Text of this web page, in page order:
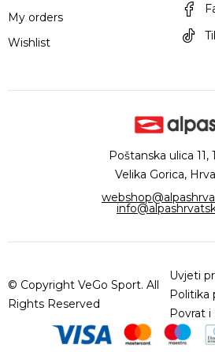
My orders
Wishlist
Poštanska ulica 11,
Velika Gorica,
© Copyright VeGo Sport. All
Rights Reserved
Uvjeti
Politika
Povrat i